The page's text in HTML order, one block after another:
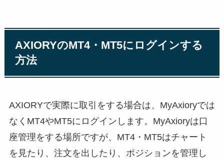
AXIORYのMT4・MT5にログインする
方法
AXIORYで実際に取引をする場合は、MyAxioryでは
なくMT4やMT5にログインします。MyAxioryは口
座管理をする場所ですが、MT4・MT5はチャート
を見たり、注文を出したり、ポジションを管理し